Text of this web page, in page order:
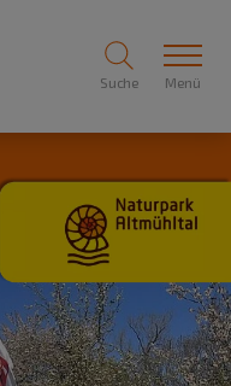
Suche Menü